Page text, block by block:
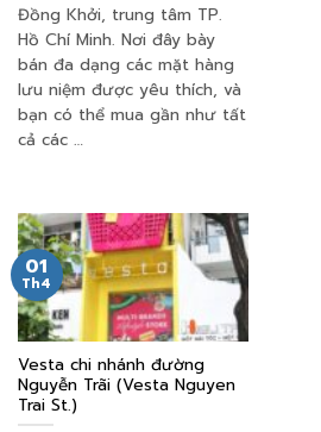
Đồng Khởi, trung tâm TP.
Hồ Chí Minh. Nơi đây bày
bán đa dạng các mặt hàng
lưu niệm được yêu thích, và
bạn có thể mua gần như tất
cả các …
Vesta chi nhánh đường
Nguyễn Trãi (Vesta Nguyen
Trai St.)
01
Th4